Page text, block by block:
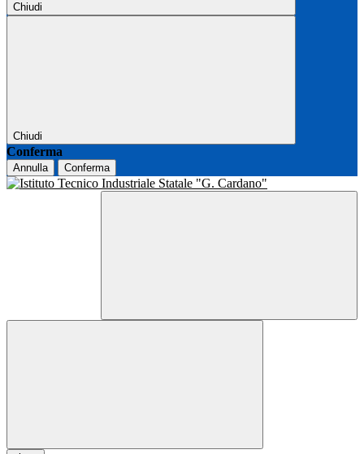
Chiudi
Chiudi
Conferma
Annulla Conferma